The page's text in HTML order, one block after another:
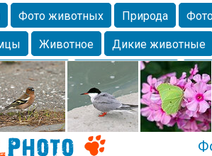
Фото животных Природа
Животное
Дикие животные
Млекопитающие
Осень Портрет
Домашние
Lebert Дикие птицы Утка